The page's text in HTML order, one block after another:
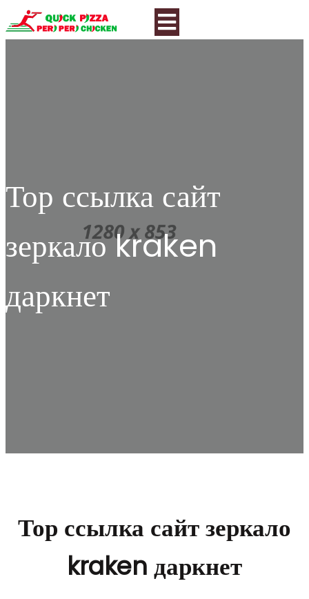
Тор ссылка сайт
зеркало kraken
даркнет
Тор ссылка сайт зеркало
kraken даркнет